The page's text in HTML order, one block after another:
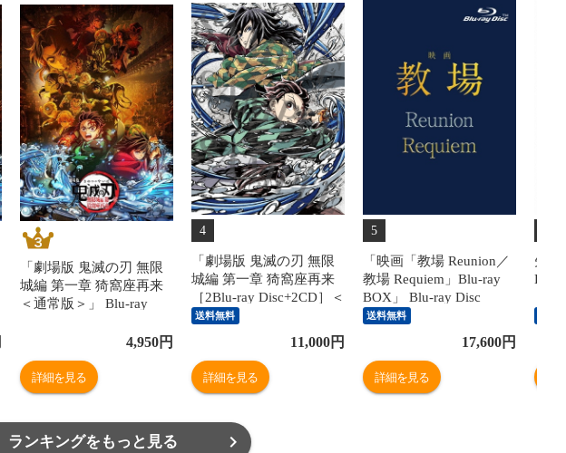
「劇場版 鬼滅の刃 無限
城編 第一章 猗窩座再来
＜通常版＞」 Blu-ray
4,950円
詳細を見る
4
「劇場版 鬼滅の刃 無限
城編 第一章 猗窩座再来
［2Blu-ray Disc+2CD］＜
完全生産限定版＞」 Blu-
送料無料
11,000円
詳細を見る
5
「映画「教場 Reunion／
教場 Requiem」Blu-ray
BOX」 Blu-ray Disc
送料無料
17,600円
詳細を見る
矢沢
ランキングをもっと見る